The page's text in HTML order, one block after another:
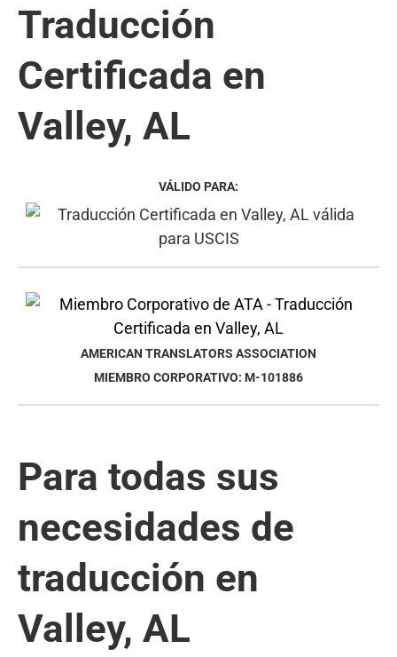
Traducción
Certificada en
Valley, AL
VÁLIDO PARA:
AMERICAN TRANSLATORS ASSOCIATION
MIEMBRO CORPORATIVO: M-101886
Para todas sus
necesidades de
traducción en
Valley, AL